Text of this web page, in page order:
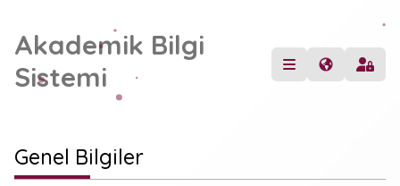
Akademik Bilgi
Sistemi
Genel Bilgiler